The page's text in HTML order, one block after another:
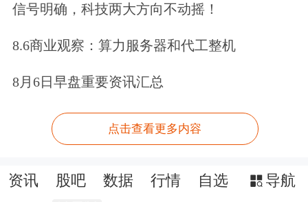
责。
四是加强监管服务，做好资本市场政策
宣讲和咨询服务，支持市场主体积极利
用资本市场平台及融资工具拓展直接融
资，服务国家精准脱贫、绿色经济
展战略，支持实体经济发展。
信号明确，科技两大方向不动摇！
8.6商业观察：算力服务器和代工整机
8月6日早盘重要资讯汇总
点击查看更多内容
资讯 股吧 数据 行情 自选 导航